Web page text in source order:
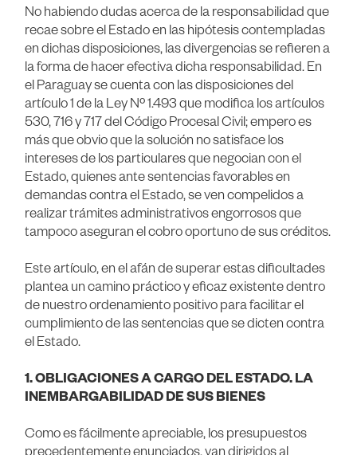
No habiendo dudas acerca de la responsabilidad que
recae sobre el Estado en las hipótesis contempladas
en dichas disposiciones, las divergencias se refieren a
la forma de hacer efectiva dicha responsabilidad. En
el Paraguay se cuenta con las disposiciones del
artículo 1 de la Ley Nº 1.493 que modifica los artículos
530, 716 y 717 del Código Procesal Civil; empero es
más que obvio que la solución no satisface los
intereses de los particulares que negocian con el
Estado, quienes ante sentencias favorables en
demandas contra el Estado, se ven compelidos a
realizar trámites administrativos engorrosos que
tampoco aseguran el cobro oportuno de sus créditos.
Este artículo, en el afán de superar estas dificultades
plantea un camino práctico y eficaz existente dentro
de nuestro ordenamiento positivo para facilitar el
cumplimiento de las sentencias que se dicten contra
el Estado.
1. OBLIGACIONES A CARGO DEL ESTADO. LA
INEMBARGABILIDAD DE SUS BIENES
Como es fácilmente apreciable, los presupuestos
precedentemente enunciados, van dirigidos al